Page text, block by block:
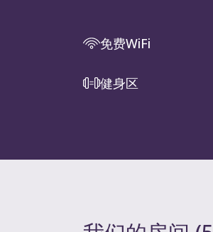
免费WiFi
健身区